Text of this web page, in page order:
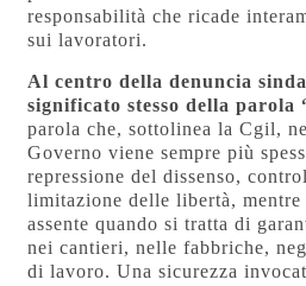
responsabilità che ricade
sui lavoratori.
Al centro della denuncia
significato stesso della parola
parola che, sottolinea la Cgil,
Governo viene sempre più
repressione del dissenso,
limitazione delle libertà, mentre
assente quando si tratta di
nei cantieri, nelle fabbriche,
di lavoro. Una sicurezza